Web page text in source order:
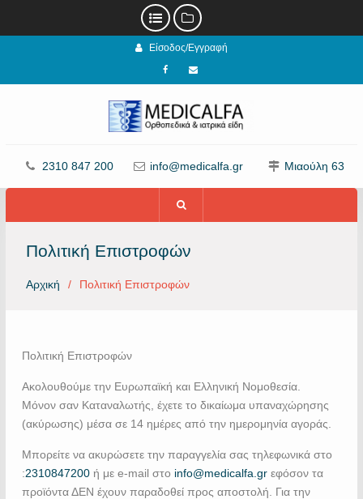
Είσοδος/Εγγραφή
Facebook
email
2310 847 200 info@medicalfa.gr Μιαούλη 63
Πολιτική Επιστροφών
Αρχική Πολιτική Επιστροφών
Πολιτική Επιστροφών
Ακολουθούμε την Ευρωπαϊκή και Ελληνική Νομοθεσία.
Μόνον σαν Καταναλωτής, έχετε το δικαίωμα υπαναχώρησης
(ακύρωσης) μέσα σε 14 ημέρες από την ημερομηνία αγοράς.
Μπορείτε να ακυρώσετε την παραγγελία σας τηλεφωνικά στο
:2310847200 ή με e-mail στο info@medicalfa.grεφόσον τα
προϊόντα ΔΕΝ έχουν παραδοθεί προς αποστολή. Για την